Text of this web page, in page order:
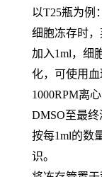
以T25瓶为例：
细胞冻存时
加入1ml，细
化，可使用血
1000RPM离
DMSO至最终
按每1ml的数
识。